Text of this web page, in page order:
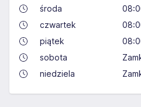
środa
czwartek
piątek
sobota
niedziela